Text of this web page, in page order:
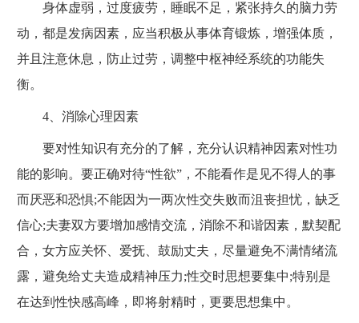
身体虚弱，过度疲劳，睡眠不足，紧张持久的脑力劳
动，都是发病因素，应当积极从事体育锻炼，增强体质，
并且注意休息，防止过劳，调整中枢神经系统的功能失
衡。
4、消除心理因素
要对性知识有充分的了解，充分认识精神因素对性功
能的影响。要正确对待“性欲”，不能看作是见不得人的事
而厌恶和恐惧;不能因为一两次性交失败而沮丧担忧，缺乏
信心;夫妻双方要增加感情交流，消除不和谐因素，默契配
合，女方应关怀、爱抚、鼓励丈夫，尽量避免不满情绪流
露，避免给丈夫造成精神压力;性交时思想要集中;特别是
在达到性快感高峰，即将射精时，更要思想集中。